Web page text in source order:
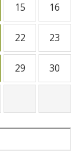
15 16
22 23
29 30